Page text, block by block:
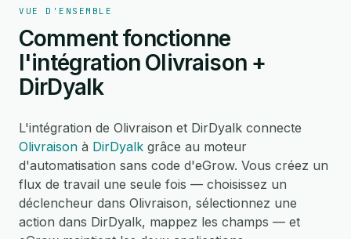
VUE D'ENSEMBLE
Comment fonctionne
l'intégration Olivraison +
DirDyalk
L'intégration de Olivraison et DirDyalk connecte
Olivraison à DirDyalk grâce au moteur
d'automatisation sans code d'eGrow. Vous créez un
flux de travail une seule fois — choisissez un
déclencheur dans Olivraison, sélectionnez une
action dans DirDyalk, mappez les champs — et